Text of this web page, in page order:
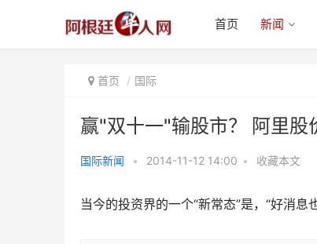
首页 新闻
首页 国际
赢"双十一"输股市？ 阿里股
国际新闻 • 2014-11-12 14:00 • 收藏本文
当今的投资界的一个“新常态”是，“好消息
IPO来最大跌幅(图